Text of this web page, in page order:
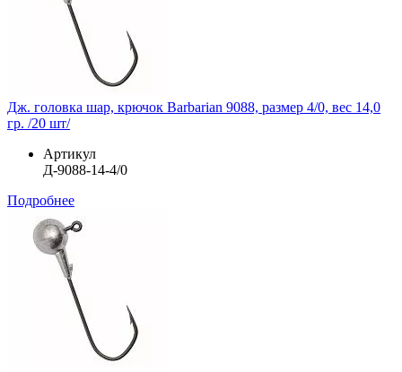
Дж. головка шар, крючок Barbarian 9088, размер 4/0, вес 14,0
гр. /20 шт/
Артикул
Д-9088-14-4/0
Подробнее